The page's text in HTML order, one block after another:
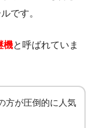
です。
機と呼ばれていま
方が圧倒的に人気